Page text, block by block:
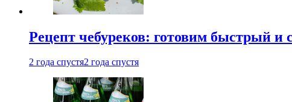
Рецепт чебуреков: готовим быстрый
2 года спустя2 года спустя